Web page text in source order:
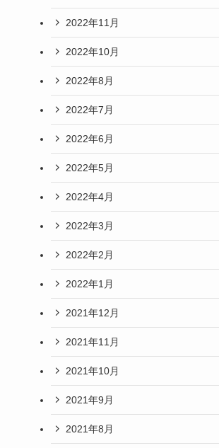
2022年11月
2022年10月
2022年8月
2022年7月
2022年6月
2022年5月
2022年4月
2022年3月
2022年2月
2022年1月
2021年12月
2021年11月
2021年10月
2021年9月
2021年8月